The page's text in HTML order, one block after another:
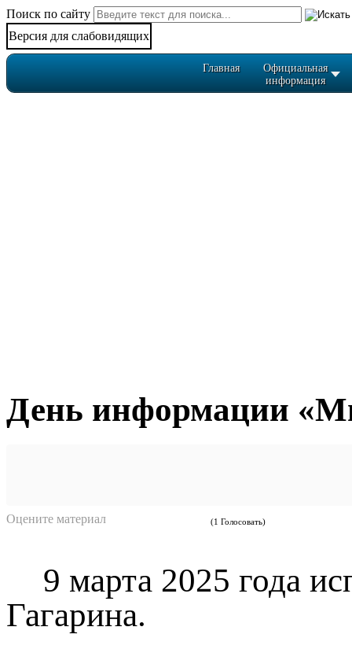
Поиск по сайту
Версия для слабовидящих
Главная
Официальная
информация
День информации
Оцените материал (1 Голосовать)
9 марта 2025 года
Гагарина.